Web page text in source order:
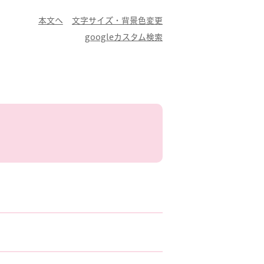
本文へ
文字サイズ・背景色変更
googleカスタム検索